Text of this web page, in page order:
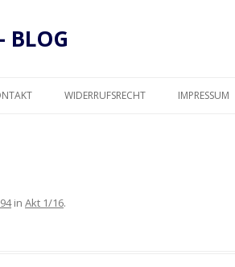
BLOG
Inhalt
WIDERRUFSRECHT IMPRESSUM
in Akt 1/16.